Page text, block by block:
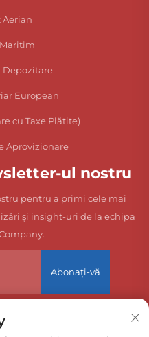
Aerian
Depozitare
European
cu Taxe Plătite)
Aprovizionare
ul nostru
pentru a primi cele mai
și insight-uri de la echipa
Abonați-vă
Zeyuan International